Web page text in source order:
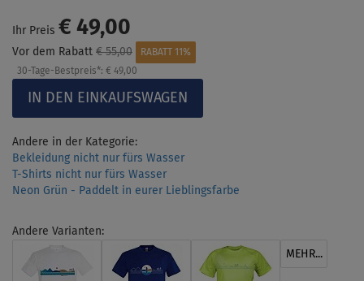
Ihr Preis € 49,00
Vor dem Rabatt € 55,00
RABATT 11%
30-Tage-Bestpreis*: € 49,00
Andere in der Kategorie:
Bekleidung nicht nur fürs Wasser
T-Shirts nicht nur fürs Wasser
Neon Grün - Paddelt in eurer Lieblingsfarbe
Andere Varianten:
MEHR...